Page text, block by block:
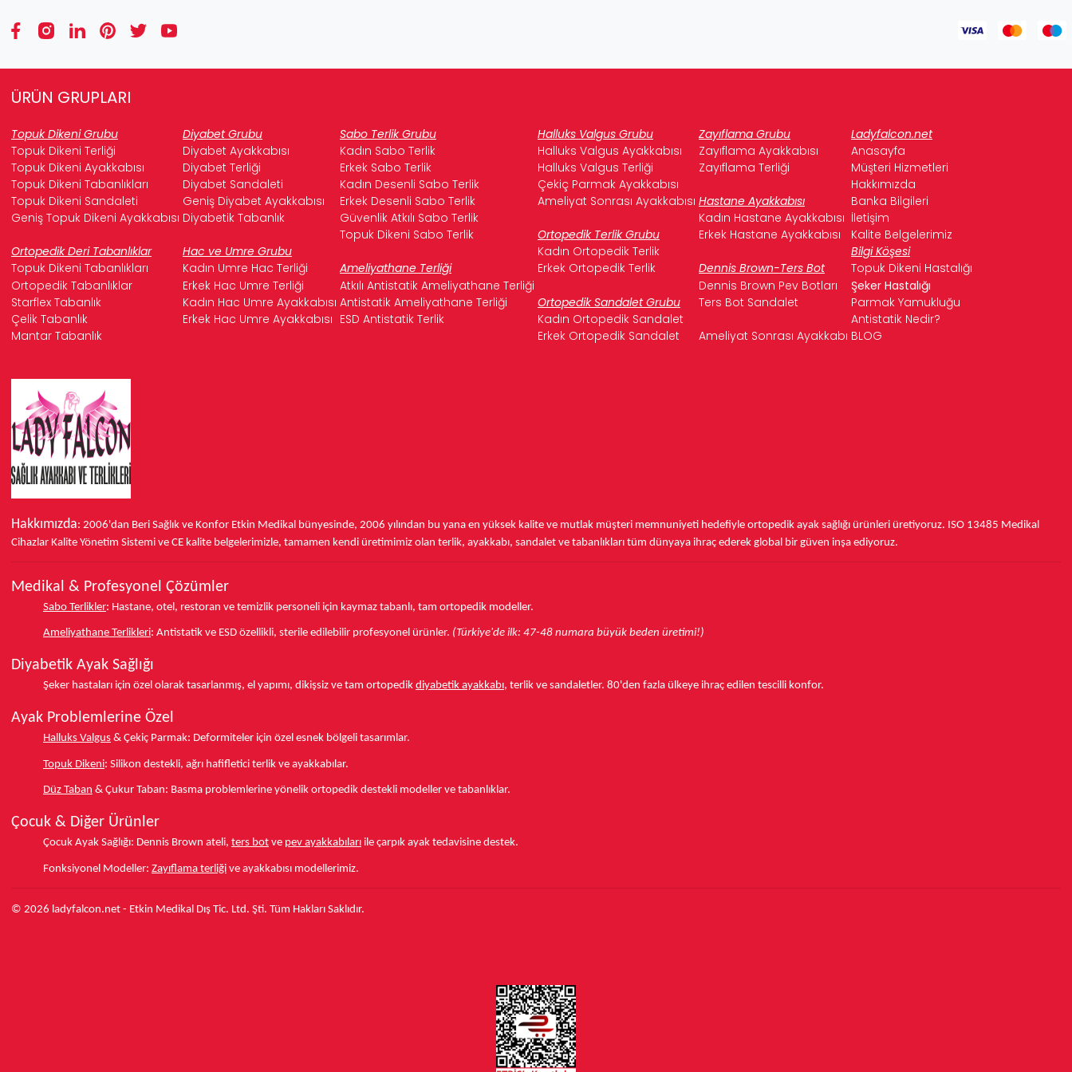
ÜRÜN GRUPLARI
Topuk Dikeni Grubu Diyabet Grubu Sabo Terlik Grubu Halluks Valgus Grubu Zayıflama Grubu
Ladyfalcon.net
Topuk Dikeni Terliği
Diyabet Ayakkabısı Kadın Sabo Terlik Halluks Valgus Ayakkabısı Zayıflama Ayakkabısı
Anasayfa
Topuk Dikeni Ayakkabısı
Diyabet Terliği Erkek Sabo Terlik Halluks Valgus Terliği Zayıflama Terliği
Müşteri Hizmetleri
Topuk Dikeni Tabanlıkları
Diyabet Sandaleti Kadın Desenli Sabo Terlik Çekiç Parmak Ayakkabısı
Hakkımızda
Topuk Dikeni Sandaleti
Geniş Diyabet Ayakkabısı Erkek Desenli Sabo Terlik Ameliyat Sonrası Ayakkabısı Hastane Ayakkabısı
Banka Bilgileri
Geniş Topuk Dikeni Ayakkabısı Diyabetik Tabanlık Güvenlik Atkılı Sabo Terlik Kadın Hastane Ayakkabısı İletişim
Topuk Dikeni Sabo Terlik
Ortopedik Terlik Grubu Erkek Hastane Ayakkabısı
Kalite Belgelerimiz
Ortopedik Deri Tabanlıklar
Hac ve Umre Grubu Kadın Ortopedik Terlik
Bilgi Köşesi
Topuk Dikeni Tabanlıkları
Kadın Umre Hac Terliği Ameliyathane Terliği Erkek Ortopedik Terlik Dennis Brown-Ters Bot
Topuk Dikeni Hastalığı
Ortopedik Tabanlıklar
Erkek Hac Umre Terliği Atkılı Antistatik Ameliyathane Terliği Dennis Brown Pev Botları
Şeker Hastalığı
Starflex Tabanlık
Kadın Hac Umre Ayakkabısı Antistatik Ameliyathane Terliği Ortopedik Sandalet Grubu Ters Bot Sandalet
Parmak Yamukluğu
Çelik Tabanlık
Erkek Hac Umre Ayakkabısı ESD Antistatik Terlik Kadın Ortopedik Sandalet
Antistatik Nedir?
Mantar Tabanlık
Erkek Ortopedik Sandalet Ameliyat Sonrası Ayakkabı BLOG
Hakkımızda: 2006'dan Beri Sağlık ve Konfor Etkin Medikal bünyesinde, 2006 yılından bu yana en yüksek kalite ve mutlak müşteri memnuniyeti hedefiyle ortopedik ayak sağlığı ürünleri üretiyoruz. ISO 13485 Medikal
Cihazlar Kalite Yönetim Sistemi ve CE kalite belgelerimizle, tamamen kendi üretimimiz olan terlik, ayakkabı, sandalet ve tabanlıkları tüm dünyaya ihraç ederek global bir güven inşa ediyoruz.
Medikal & Profesyonel Çözümler
Sabo Terlikler: Hastane, otel, restoran ve temizlik personeli için kaymaz tabanlı, tam ortopedik modeller.
Ameliyathane Terlikleri: Antistatik ve ESD özellikli, sterile edilebilir profesyonel ürünler. (Türkiye'de ilk: 47-48 numara büyük beden üretimi!)
Diyabetik Ayak Sağlığı
Şeker hastaları için özel olarak tasarlanmış, el yapımı, dikişsiz ve tam ortopedik diyabetik ayakkabı, terlik ve sandaletler. 80'den fazla ülkeye ihraç edilen tescilli konfor.
Ayak Problemlerine Özel
Halluks Valgus & Çekiç Parmak: Deformiteler için özel esnek bölgeli tasarımlar.
Topuk Dikeni: Silikon destekli, ağrı hafifletici terlik ve ayakkabılar.
Düz Taban & Çukur Taban: Basma problemlerine yönelik ortopedik destekli modeller ve tabanlıklar.
Çocuk & Diğer Ürünler
Çocuk Ayak Sağlığı: Dennis Brown ateli, ters bot ve pev ayakkabıları ile çarpık ayak tedavisine destek.
Fonksiyonel Modeller: Zayıflama terliği ve ayakkabısı modellerimiz.
© 2026 ladyfalcon.net - Etkin Medikal Dış Tic. Ltd. Şti. Tüm Hakları Saklıdır.